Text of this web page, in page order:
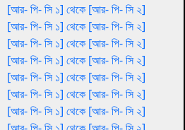
[আর- পি- সি ১] থেকে [আর- পি- সি ২]
[আর- পি- সি ১] থেকে [আর- পি- সি ২]
[আর- পি- সি ১] থেকে [আর- পি- সি ২]
[আর- পি- সি ১] থেকে [আর- পি- সি ২]
[আর- পি- সি ১] থেকে [আর- পি- সি ২]
[আর- পি- সি ১] থেকে [আর- পি- সি ২]
[আর- পি- সি ১] থেকে [আর- পি- সি ২]